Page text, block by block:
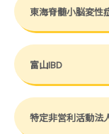
東海脊髄小脳変性
富山IBD
特定非営利活動